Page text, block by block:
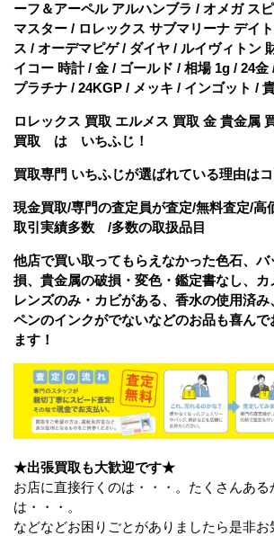
ーフ＆アーペル アルハンブラ / オメガ ス
マスター / ロレックス サブマリーナ デイ
ス / オーデマピゲ / ダイヤ / ルイヴィトン
イコー 時計 / 金 / ゴールド / 相場 1g / 24金
プラチナ / 24KGP / メッキ / インゴット /
ロレックス 買取 エルメス 買取 金 貴金属
買取 は いちふじ！
買取専門 いちふじが選ばれている理由はコ
現金買取/専門の査定員が査定/無料査定/高
取引実績多数 /多数の取扱品目
他店で買い取ってもらえなかった色石、
損、貴金属の破損・変色・鑑定書なし、カ
レンズのみ・カビがある、香水の使用済
ペンのインクがでないなどのお品も喜んで
ます！
★出張買取も大歓迎です★
お店に直接行くのは・・・。たくさんあ
は・・・。
などなどお困りごとがありましたら是非お